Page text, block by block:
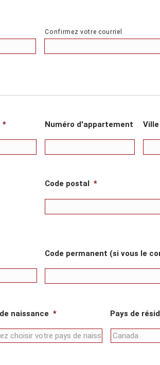
Confirmez votre courriel
* Numéro d'appartement
Code postal *
Code permanent (si vous le
naissance * Pays de